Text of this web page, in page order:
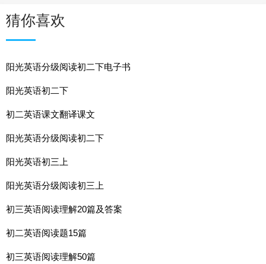
猜你喜欢
阳光英语分级阅读初二下电子书
阳光英语初二下
初二英语课文翻译课文
阳光英语分级阅读初二下
阳光英语初三上
阳光英语分级阅读初三上
初三英语阅读理解20篇及答案
初二英语阅读题15篇
初三英语阅读理解50篇